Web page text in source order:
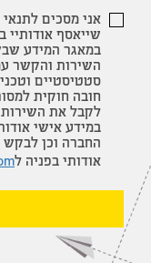
אני מסכים לתנאי
שייאסף
במאגר המידע
השירות והקשר
סטטיסטיים
חובה חוקית
לקבל את השירות
במידע אישי
החברה וכן לבקש
אודותי בפניה ל